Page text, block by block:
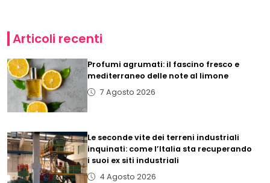
Articoli recenti
Profumi agrumati: il fascino fresco e
mediterraneo delle note al limone
7 Agosto 2026
Le seconde vite dei terreni industriali
inquinati: come l’Italia sta recuperando
i suoi ex siti industriali
4 Agosto 2026